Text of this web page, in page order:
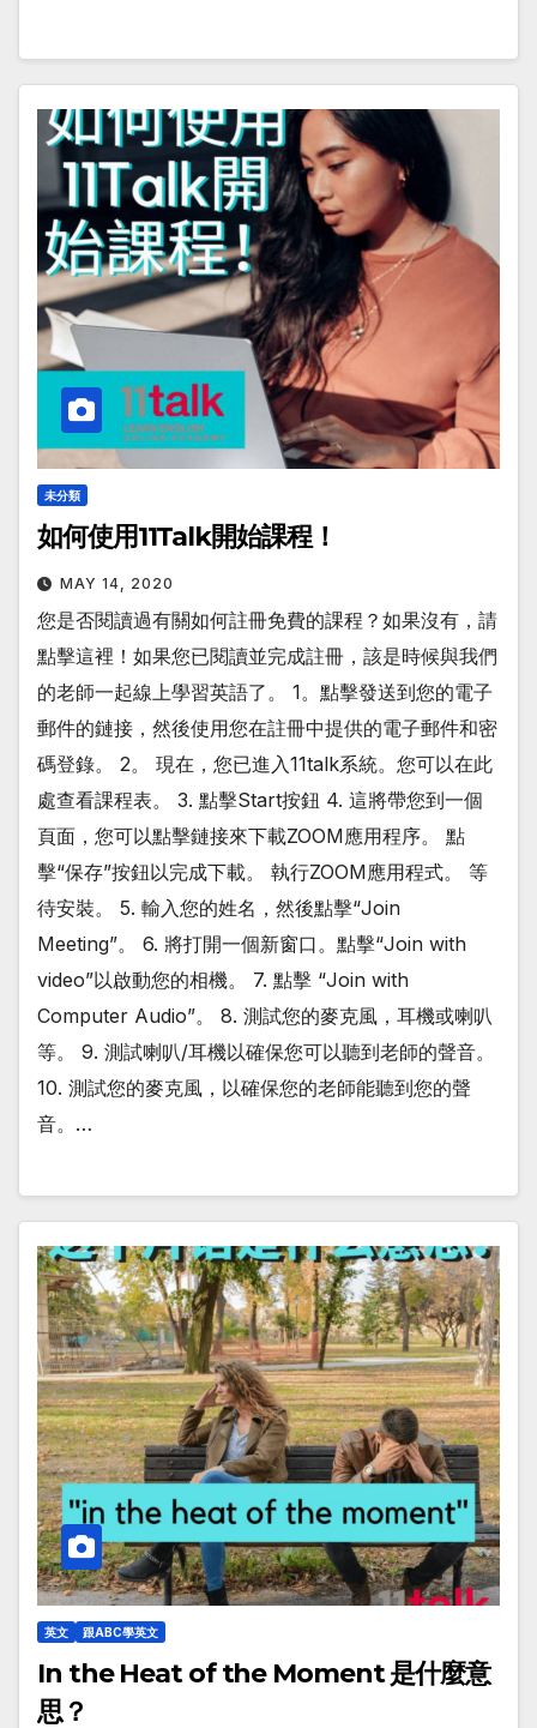
未分類
如何使用11Talk開始課程！
MAY 14, 2020
您是否閱讀過有關如何註冊免費的課程？如果沒有，請
點擊這裡！如果您已閱讀並完成註冊，該是時候與我們
的老師一起線上學習英語了。 1。點擊發送到您的電子
郵件的鏈接，然後使用您在註冊中提供的電子郵件和密
碼登錄。 2。 現在，您已進入11talk系統。您可以在此
處查看課程表。 3. 點擊Start按鈕 4. 這將帶您到一個
頁面，您可以點擊鏈接來下載ZOOM應用程序。 點
擊“保存”按鈕以完成下載。 執行ZOOM應用程式。 等
待安裝。 5. 輸入您的姓名，然後點擊“Join
Meeting”。 6. 將打開一個新窗口。點擊“Join with
video”以啟動您的相機。 7. 點擊 “Join with
Computer Audio”。 8. 測試您的麥克風，耳機或喇叭
等。 9. 測試喇叭/耳機以確保您可以聽到老師的聲音。
10. 測試您的麥克風，以確保您的老師能聽到您的聲
音。…
英文 跟ABC學英文
In the Heat of the Moment 是什麼意
思？